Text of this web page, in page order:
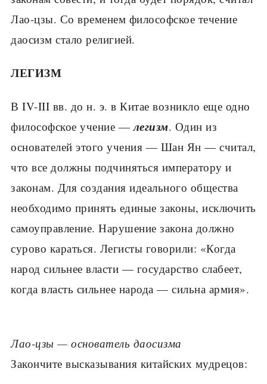
Лао-цзы. Со временем философское течение
даосизм стало религией.
ЛЕГИЗМ
В IV-III вв. до н. э. в Китае возникло еще одно
философское учение —легизм. Один из
основателей этого учения — Шан Ян — считал,
что все должны подчиняться импе­ратору и
законам. Для создания идеально­го общества
необходимо принять единые законы, исключить
самоуправление. На­рушение закона должно
сурово караться. Легисты говорили: «Когда
народ сильнее власти — государство слабеет,
когда власть сильнее народа — сильна армия».
Лао-цзы — основатель даосизма
Закончите высказывания ки­тайских мудрецов: